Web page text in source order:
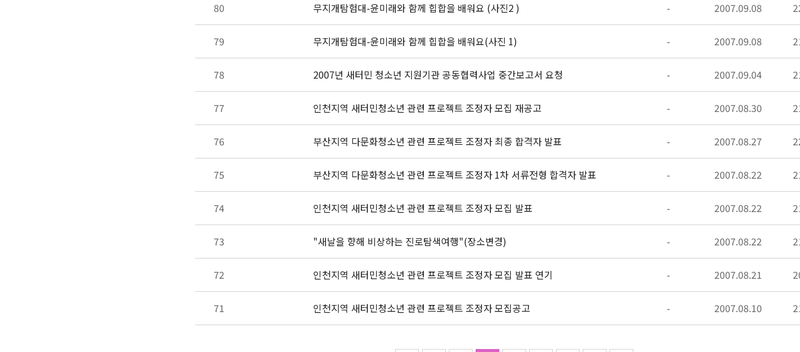
80 무지개탐험대-윤미래와 함께 힙합을 배워요 (사진2 ) - 2007.09.08
79 무지개탐험대-윤미래와 함께 힙합을 배워요(사진 1) - 2007.09.08
78 2007년 새터민 청소년 지원기관 공동협력사업 중간보고서 요청 - 2007.09.04
77 인천지역 새터민청소년 관련 프로젝트 조정자 모집 재공고 - 2007.08.30
76 부산지역 다문화청소년 관련 프로젝트 조정자 최종 합격자 발표 - 2007.08.27
75 부산지역 다문화청소년 관련 프로젝트 조정자 1차 서류전형 합격자 발표 - 2007.08.22
74 인천지역 새터민청소년 관련 프로젝트 조정자 모집 발표 - 2007.08.22
73 "새날을 향해 비상하는 진로탐색여행"(장소변경) - 2007.08.22
72 인천지역 새터민청소년 관련 프로젝트 조정자 모집 발표 연기 - 2007.08.21
71 인천지역 새터민청소년 관련 프로젝트 조정자 모집공고 - 2007.08.10